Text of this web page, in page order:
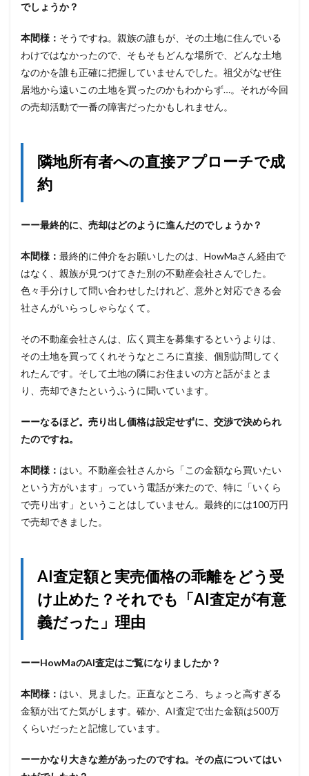
でしょうか？
本間様： そうですね。親族の誰もが、その土地に住んでいる
わけではなかったので、そもそもどんな場所で、どんな土地
なのかを誰も正確に把握していませんでした。祖父がなぜ住
居地から遠いこの土地を買ったのかもわからず…。それが今回
の売却活動で一番の障害だったかもしれません。
隣地所有者への直接アプローチで成
約
ーー最終的に、売却はどのように進んだのでしょうか？
本間様： 最終的に仲介をお願いしたのは、HowMaさん経由で
はなく、親族が見つけてきた別の不動産会社さんでした。
色々手分けして問い合わせしたけれど、意外と対応できる会
社さんがいらっしゃらなくて。
その不動産会社さんは、広く買主を募集するというよりは、
その土地を買ってくれそうなところに直接、個別訪問してく
れたんです。そして土地の隣にお住まいの方と話がまとま
り、売却できたというふうに聞いています。
ーーなるほど。売り出し価格は設定せずに、交渉で決められ
たのですね。
本間様： はい。不動産会社さんから「この金額なら買いたい
という方がいます」っていう電話が来たので、特に「いくら
で売り出す」ということはしていません。最終的には100万円
で売却できました。
AI査定額と実売価格の乖離をどう受
け止めた？それでも「AI査定が有意
義だった」理由
ーーHowMaのAI査定はご覧になりましたか？
本間様： はい、見ました。正直なところ、ちょっと高すぎる
金額が出てた気がします。確か、AI査定で出た金額は500万
くらいだったと記憶しています。
ーーかなり大きな差があったのですね。その点についてはい